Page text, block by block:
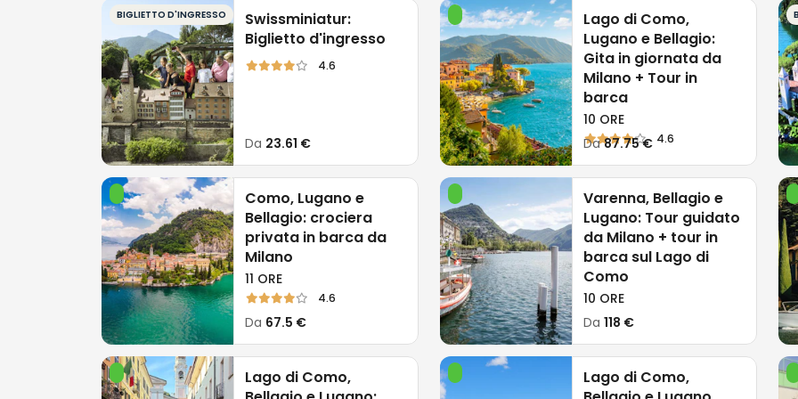
minuti. Una volta a Como. potrai spostarti tra le
diverse località del lago con autobus locali o tramite il
servizio di battelli e aliscafi.
-in autobus: partendo da Milano Lampugnano, puoi
arrivare al centro di Como in circa un'ora su autobus
confortevoli e moderni, prenotabili online a prezzi
spesso competitivi.
Indipendentemente dal mezzo scelto, è consigliabile
pianificare in anticipo, soprattutto durante l’alta
stagione, per assicurarti la migliore esperienza
possibile in questa meravigliosa destinazione.
BIGLIETTO D'INGRESSO
Swissminiatur:
Biglietto d'ingresso
4.6
Da 23.61 €
Lago di Como,
Lugano e Bellagio:
Gita in giornata da
Milano + Tour in
barca
10 ORE
4.6
Da87.75 €
Como, Lugano e
Bellagio: crociera
privata in barca da
Milano
11 ORE
4.6
Da 67.5 €
Varenna, Bellagio e
Lugano: Tour guidato
da Milano + tour in
barca sul Lago di
Como
10 ORE
Da118 €
Lago di Como,
Lago di Como,